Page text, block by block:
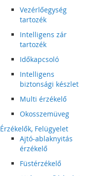
Vezérlőegység
tartozék
Intelligens zár
tartozék
Időkapcsoló
Intelligens
biztonsági készlet
Multi érzékelő
Okosszemüveg
Érzékelők, Felügyelet
Ajtó-ablaknyitás
érzékelő
Füstérzékelő